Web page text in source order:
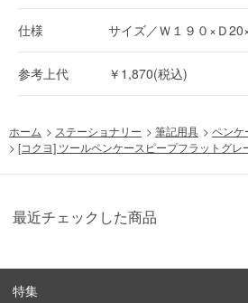
仕様 サイズ／Ｗ１９０×Ｄ
参考上代 ￥1,870(税込)
ホーム > ステーショナリー > 筆記用具 > ペンケ
> [コクヨ] ツールペンケースピープフラットグレ
最近チェックした商品
特集